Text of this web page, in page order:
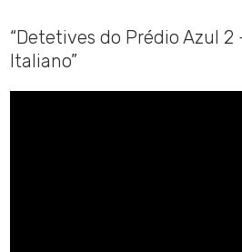
“Detetives do Prédio Azul 2
Italiano”